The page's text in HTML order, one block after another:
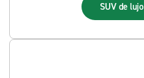
SUV de lujo